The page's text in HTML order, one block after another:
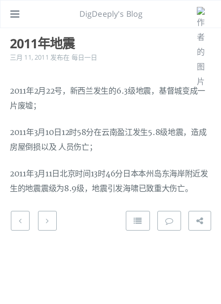
DigDeeply's Blog
2011年地震
三月 11, 2011 发布在 每日一日
2011年2月22号，新西兰发生的6.3级地震，基督城变成一
片废墟；
2011年3月10日12时58分在云南盈江发生5.8级地震，造成
房屋倒损以及 人员伤亡；
2011年3月11日北京时间13时46分日本本州岛东海岸附近发
生的地震震级为8.9级，地震引发海啸已致重大伤亡。